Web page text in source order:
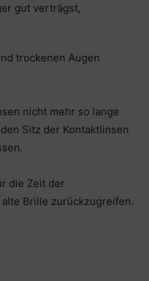
gut verträgst,
trockenen Augen
nicht mehr so lange
Sitz der Kontaktlinsen
die Zeit der
Brille zurückzugreifen.